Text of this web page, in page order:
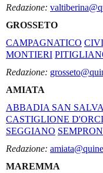
Redazione:
GROSSETO
CAMPAGNATICO
MONTIERI
Redazione:
AMIATA
ABBADIA SAN
CASTIGLIONE
SEGGIANO
Redazione:
MAREMMA